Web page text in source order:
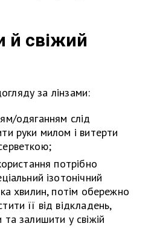
й свіжий
за лінзами:
одяганням слід
руки милом і витерти
потрібно
ізотонічний
хвилин, потім обережно
її від відкладень,
залишити у свіжій